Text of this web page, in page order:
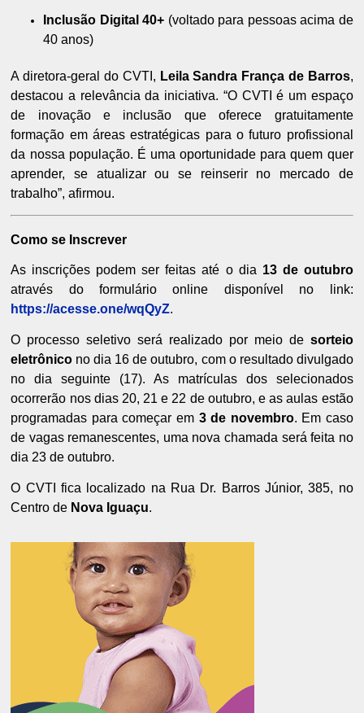
Inclusão Digital 40+ (voltado para pessoas acima de
40 anos)
A diretora-geral do CVTI, Leila Sandra França de Barros,
destacou a relevância da iniciativa. “O CVTI é um espaço
de inovação e inclusão que oferece gratuitamente
formação em áreas estratégicas para o futuro profissional
da nossa população. É uma oportunidade para quem quer
aprender, se atualizar ou se reinserir no mercado de
trabalho”, afirmou.
Como se Inscrever
As inscrições podem ser feitas até o dia 13 de outubro
através do formulário online disponível no link:
https://acesse.one/wqQyZ.
O processo seletivo será realizado por meio de sorteio
eletrônico no dia 16 de outubro, com o resultado divulgado
no dia seguinte (17). As matrículas dos selecionados
ocorrerão nos dias 20, 21 e 22 de outubro, e as aulas estão
programadas para começar em 3 de novembro. Em caso
de vagas remanescentes, uma nova chamada será feita no
dia 23 de outubro.
O CVTI fica localizado na Rua Dr. Barros Júnior, 385, no
Centro de Nova Iguaçu.